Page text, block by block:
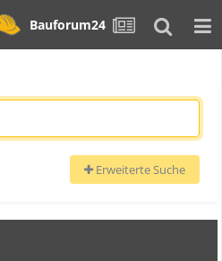
Bauforum24
Erweiterte Suche